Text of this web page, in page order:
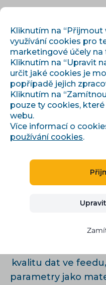
Úvod› Integrace› Favi
ČESKO, SLOVENSKO,
Specializovaný
kvalitu dat ve
parametry jako
Kliknutím na “Přijmout
využívání cookies pro
marketingové účely
Kliknutím na “Upravit
určit jaké cookies je
popřípadě jejich
Kliknutím na
pouze ty cookies,
webu.
Více informací o
používání cookies.